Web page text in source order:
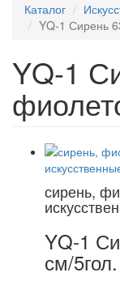
Каталог
YQ-1 Сирень
YQ-1
сирень,
YQ-1
см/